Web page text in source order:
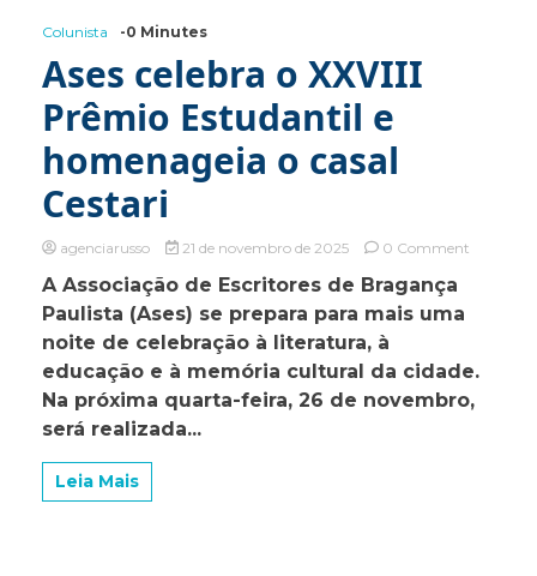
Colunista -0 Minutes
Ases celebra o XXVIII
Prêmio Estudantil e
homenageia o casal
Cestari
agenciarusso 21 de novembro de 2025 0 Commenton
e
A Associação de Escritores de Bragança
Paulista (Ases) se prepara para mais uma
noite de celebração à literatura, à
educação e à memória cultural da cidade.
Na próxima quarta-feira, 26 de novembro,
será realizada...
Leia Mais